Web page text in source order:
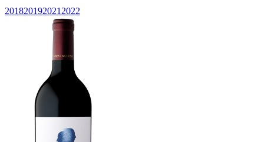
201820192021 2022